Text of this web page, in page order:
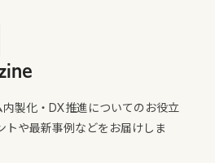
製化・DX推進についてのお役立
トや最新事例などをお届けしま